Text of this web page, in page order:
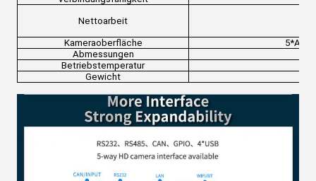
Nettoarbeit
Kameraoberfläche
Abmessungen
Betriebstemperatur
Gewicht